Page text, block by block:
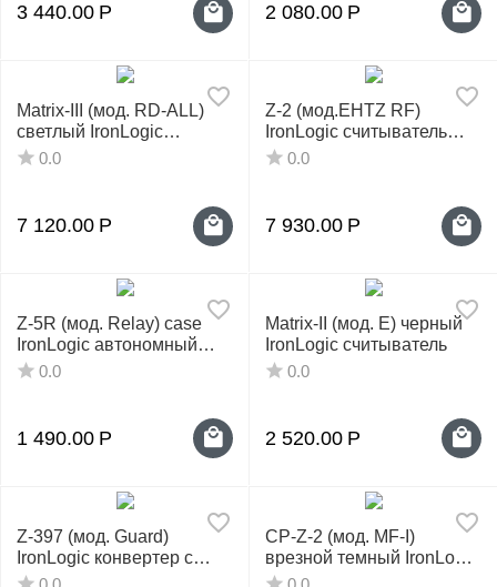
3 440.00 Р 2 080.00 Р
Matrix-III (мод. RD-ALL)
светлый IronLogic
считыватель
0.0
7 120.00 Р
Z-2 (мод.EHTZ RF)
IronLogic считыватель
настольный
0.0
7 930.00 Р
Z-5R (мод. Relay) case
IronLogic автономный
контроллер
0.0
1 490.00 Р
Matrix-II (мод. E) черный
IronLogic считыватель
0.0
2 520.00 Р
Z-397 (мод. Guard)
IronLogic конвертер с
гальванической
CP-Z-2 (мод. MF-I)
врезной темный IronLogic
считыватель Mifare